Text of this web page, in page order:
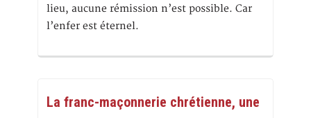
lieu, aucune rémission n’est possible. Car
l’enfer est éternel.
La franc-maçonnerie chrétienne, une